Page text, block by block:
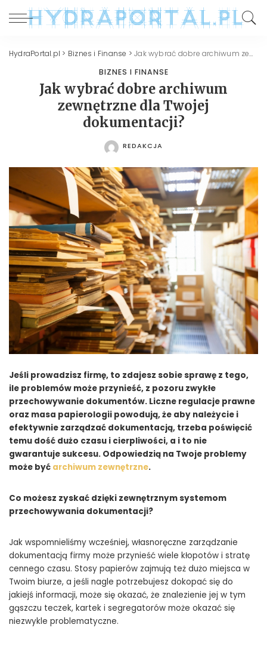
HydraPortal.pl > Biznes i Finanse >Jak wybrać dobre archiwum zewnętrzne dla Twojej dokumentacji?
BIZNES I FINANSE
Jak wybrać dobre archiwum
zewnętrzne dla Twojej
dokumentacji?
POSTED
REDAKCJA
Jeśli prowadzisz firmę, to zdajesz sobie sprawę z tego,
ile problemów może przynieść, z pozoru zwykłe
przechowywanie dokumentów. Liczne regulacje prawne
oraz masa papierologii powodują, że aby należycie i
efektywnie zarządzać dokumentacją, trzeba poświęcić
temu dość dużo czasu i cierpliwości, a i to nie
gwarantuje sukcesu. Odpowiedzią na Twoje problemy
może być archiwum zewnętrzne.
Co możesz zyskać dzięki zewnętrznym systemom
przechowywania dokumentacji?
Jak wspomnieliśmy wcześniej, własnoręczne zarządzanie
dokumentacją firmy może przynieść wiele kłopotów i stratę
cennego czasu. Stosy papierów zajmują też dużo miejsca w
Twoim biurze, a jeśli nagle potrzebujesz dokopać się do
jakiejś informacji, może się okazać, że znalezienie jej w tym
gąszczu teczek, kartek i segregatorów może okazać się
niezwykle problematyczne.